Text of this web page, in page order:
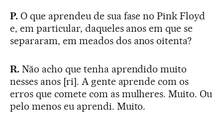
P. O que aprendeu de sua fase no Pink Floyd
e, em particular, daqueles anos em que se
separaram, em meados dos anos oitenta?
R.Não acho que tenha aprendido muito
nesses anos [ri]. A gente aprende com os
erros que comete com as mulheres. Muito. Ou
pelo menos eu aprendi. Muito.